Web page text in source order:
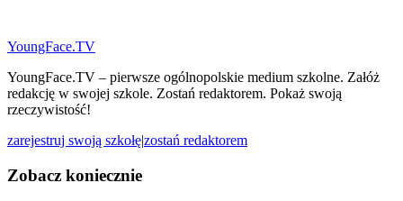
YoungFace.TV
YoungFace.TV – pierwsze ogólnopolskie medium szkolne. Załóż
redakcję w swojej szkole. Zostań redaktorem. Pokaż swoją
rzeczywistość!
zarejestruj swoją szkołę|zostań redaktorem
Zobacz koniecznie